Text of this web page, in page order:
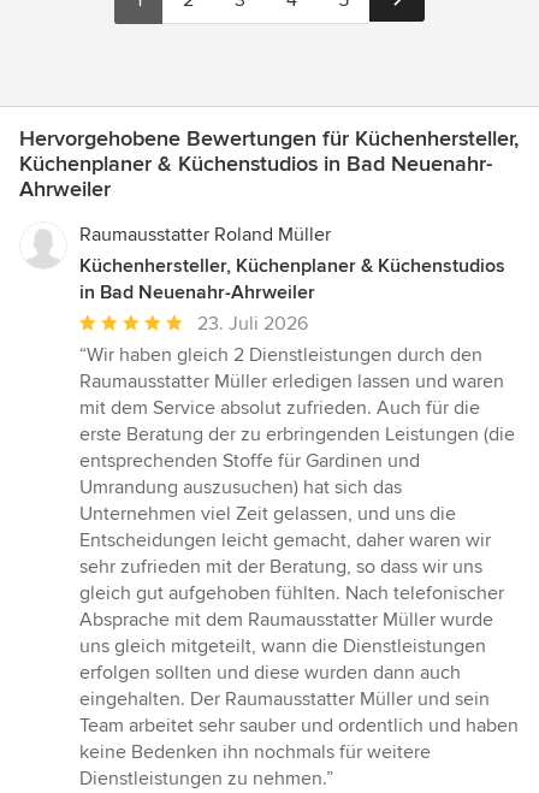
Hervorgehobene Bewertungen für Küchenhersteller,
Küchenplaner & Küchenstudios in Bad Neuenahr-
Ahrweiler
Raumausstatter Roland Müller
Küchenhersteller, Küchenplaner & Küchenstudios
in Bad Neuenahr-Ahrweiler
Durchschnittliche
Bewertung:
5
von
5
Sternen
23. Juli 2026
“Wir haben gleich 2 Dienstleistungen durch den
Raumausstatter Müller erledigen lassen und waren
mit dem Service absolut zufrieden. Auch für die
erste Beratung der zu erbringenden Leistungen (die
entsprechenden Stoffe für Gardinen und
Umrandung auszusuchen) hat sich das
Unternehmen viel Zeit gelassen, und uns die
Entscheidungen leicht gemacht, daher waren wir
sehr zufrieden mit der Beratung, so dass wir uns
gleich gut aufgehoben fühlten. Nach telefonischer
Absprache mit dem Raumausstatter Müller wurde
uns gleich mitgeteilt, wann die Dienstleistungen
erfolgen sollten und diese wurden dann auch
eingehalten. Der Raumausstatter Müller und sein
Team arbeitet sehr sauber und ordentlich und haben
keine Bedenken ihn nochmals für weitere
Dienstleistungen zu nehmen.”